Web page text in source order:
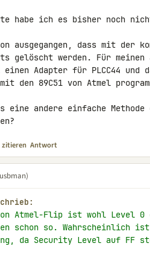
habe ich es bisher noch
ausgegangen, dass mit der
gelöscht werden. Für
einen Adapter für PLCC44
mit den 89C51 von Atmel
eine andere einfache
zitieren Antwort
Atmel-Flip ist wohl Level 0
schon so. Wahrscheinlich
da Security Level auf FF